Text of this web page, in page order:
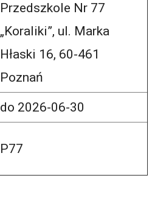
Przedszkole Nr 77
„Koraliki”, ul. Marka
Hłaski 16, 60-461
Poznań
do 2026-06-30
P77